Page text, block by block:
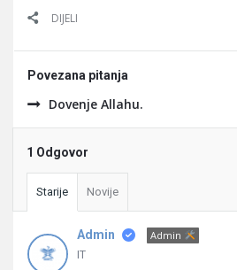
DIJELI
Povezana pitanja
Dovenje Allahu.
1 Odgovor
Starije Novije
Admin Admin
IT